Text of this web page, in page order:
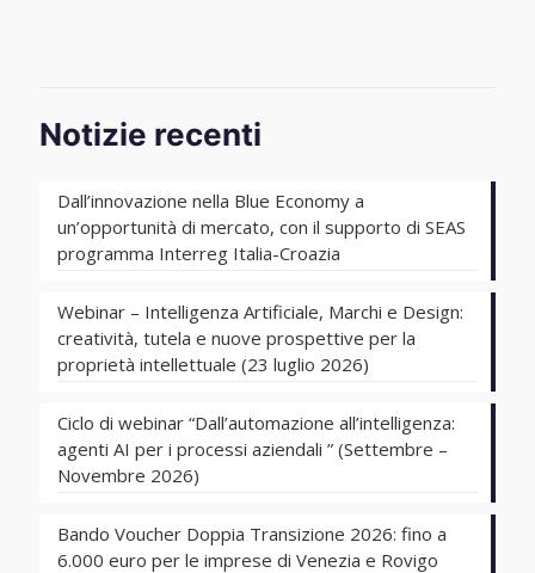
Notizie recenti
Dall’innovazione nella Blue Economy a
un’opportunità di mercato, con il supporto di SEAS
programma Interreg Italia-Croazia
Webinar – Intelligenza Artificiale, Marchi e Design:
creatività, tutela e nuove prospettive per la
proprietà intellettuale (23 luglio 2026)
Ciclo di webinar “Dall’automazione all’intelligenza:
agenti AI per i processi aziendali ” (Settembre –
Novembre 2026)
Bando Voucher Doppia Transizione 2026: fino a
6.000 euro per le imprese di Venezia e Rovigo